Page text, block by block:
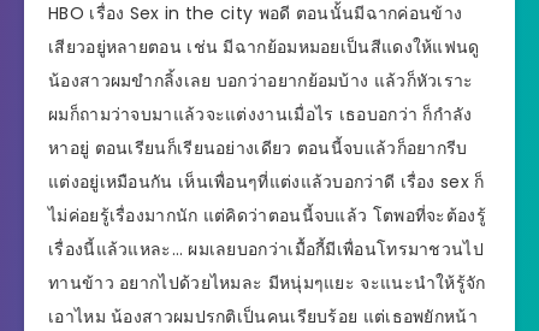
HBO เรื่อง Sex in the city พอดี ตอนนั้นมีฉากค่อนข้าง
เสียวอยู่หลายตอน เช่น มีฉากย้อมหมอยเป็นสีแดงให้แฟนดู
น้องสาวผมขำกลิ้งเลย บอกว่าอยากย้อมบ้าง แล้วก็หัวเราะ
ผมก็ถามว่าจบมาแล้วจะแต่งงานเมื่อไร เธอบอกว่า ก็กำลัง
หาอยู่ ตอนเรียนก็เรียนอย่างเดียว ตอนนี้จบแล้วก็อยากรีบ
แต่งอยู่เหมือนกัน เห็นเพื่อนๆที่แต่งแล้วบอกว่าดี เรื่อง sex ก็
ไม่ค่อยรู้เรื่องมากนัก แต่คิดว่าตอนนี้จบแล้ว โตพอที่จะต้องรู้
เรื่องนี้แล้วแหละ… ผมเลยบอกว่าเมื้อกี้มีเพื่อนโทรมาชวนไป
ทานข้าว อยากไปด้วยไหมละ มีหนุ่มๆแยะ จะแนะนำให้รู้จัก
เอาไหม น้องสาวผมปรกติเป็นคนเรียบร้อย แต่เธอพยักหน้า